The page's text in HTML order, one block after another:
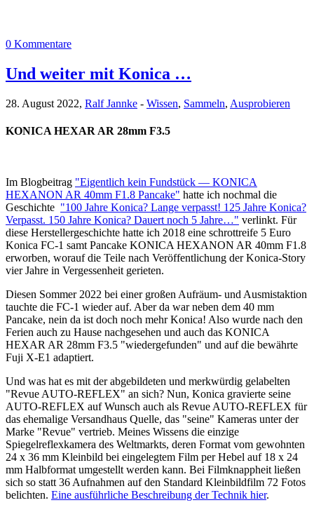
0 Kommentare
Und weiter mit Konica …
28. August 2022, Ralf Jannke - Wissen, Sammeln, Ausprobieren
KONICA HEXAR AR 28mm F3.5
Im Blogbeitrag "Eigentlich kein Fundstück — KONICA
HEXANON AR 40mm F1.8 Pancake" hatte ich nochmal die
Geschichte "100 Jahre Konica? Lange verpasst! 125 Jahre Konica?
Verpasst. 150 Jahre Konica? Dauert noch 5 Jahre…" verlinkt. Für
diese Herstellergeschichte hatte ich 2018 eine schrottreife 5 Euro
Konica FC-1 samt Pancake KONICA HEXANON AR 40mm F1.8
erworben, worauf die Teile nach Veröffentlichung der Konica-Story
vier Jahre in Vergessenheit gerieten.
Diesen Sommer 2022 bei einer großen Aufräum- und Ausmistaktion
tauchte die FC-1 wieder auf. Aber da war neben dem 40 mm
Pancake, nein da ist doch noch mehr Konica! Also wurde nach den
Ferien auch zu Hause nachgesehen und auch das KONICA
HEXAR AR 28mm F3.5 "wiedergefunden" und auf die bewährte
Fuji X-E1 adaptiert.
Und was hat es mit der abgebildeten und merkwürdig gelabelten
"Revue AUTO-REFLEX" an sich? Nun, Konica gravierte seine
AUTO-REFLEX auf Wunsch auch als Revue AUTO-REFLEX für
das ehemalige Versandhaus Quelle, das "seine" Kameras unter der
Marke "Revue" vertrieb. Meines Wissens die einzige
Spiegelreflexkamera des Weltmarkts, deren Format vom gewohnten
24 x 36 mm Kleinbild bei eingelegtem Film per Hebel auf 18 x 24
mm Halbformat umgestellt werden kann. Bei Filmknappheit ließen
sich so statt 36 Aufnahmen auf den Standard Kleinbildfilm 72 Fotos
belichten. Eine ausführliche Beschreibung der Technik hier.